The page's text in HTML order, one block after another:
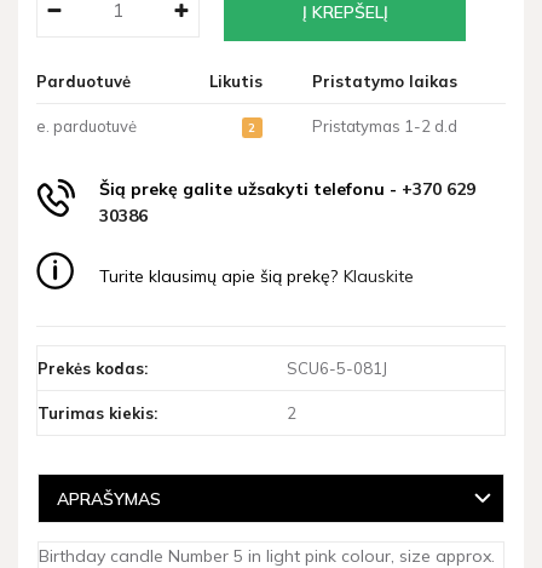
Parduotuvė Likutis Pristatymo laikas
e. parduotuvė 2 Pristatymas 1-2 d.d
Šią prekę galite užsakyti telefonu - +370 629
30386
Turite klausimų apie šią prekę? Klauskite
Prekės kodas: SCU6-5-081J
Turimas kiekis: 2
APRAŠYMAS
Birthday candle Number 5 in light pink colour, size approx.